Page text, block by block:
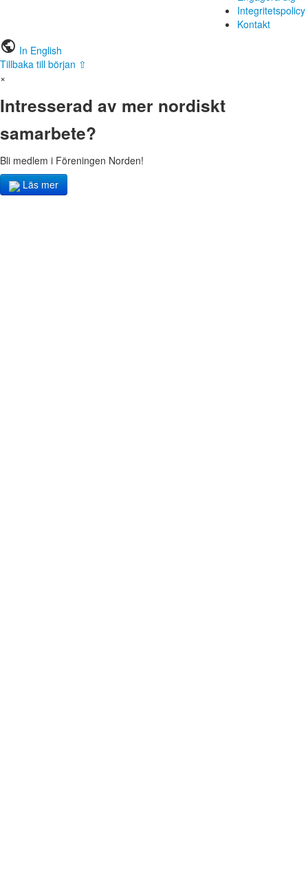
Integritetspolicy
Kontakt
public In English
Tillbaka till början ⇧
×
Intresserad av mer nordiskt
samarbete?
Bli medlem i Föreningen Norden!
Läs mer